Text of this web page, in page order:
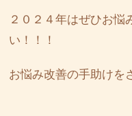
２０２４年はぜひお悩
い！！！
お悩み改善の手助けを